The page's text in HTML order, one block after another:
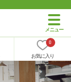
0
お気に入り